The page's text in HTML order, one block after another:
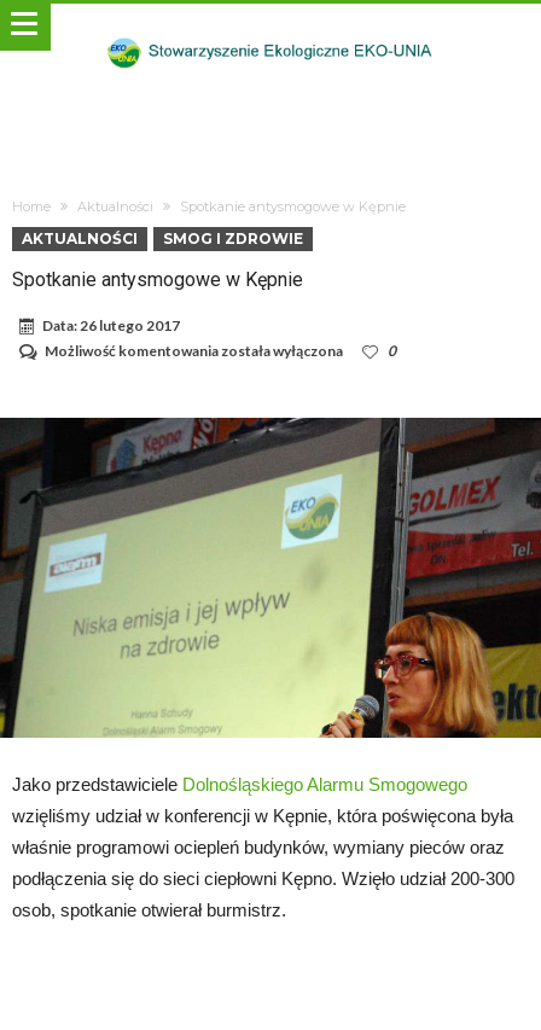
Home Aktualności Spotkanie antysmogowe w Kępnie
AKTUALNOŚCI SMOG I ZDROWIE
Spotkanie antysmogowe w Kępnie
Data:26 lutego 2017
Możliwość komentowania Spotkanie
została wyłączona 0
Jako przedstawiciele Dolnośląskiego Alarmu Smogowego
wzięliśmy udział w konferencji w Kępnie, która poświęcona była
właśnie programowi ociepleń budynków, wymiany pieców oraz
podłączenia się do sieci ciepłowni Kępno. Wzięło udział 200-300
osob, spotkanie otwierał burmistrz.